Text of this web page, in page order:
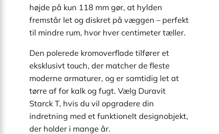
højde på kun 118 mm gør, at hylden
fremstår let og diskret på væggen – perfekt
til mindre rum, hvor hver centimeter tæller.
Den polerede kromoverflade tilfører et
eksklusivt touch, der matcher de fleste
moderne armaturer, og er samtidig let at
tørre af for kalk og fugt. Vælg Duravit
Starck T, hvis du vil opgradere din
indretning med et funktionelt designobjekt,
der holder i mange år.